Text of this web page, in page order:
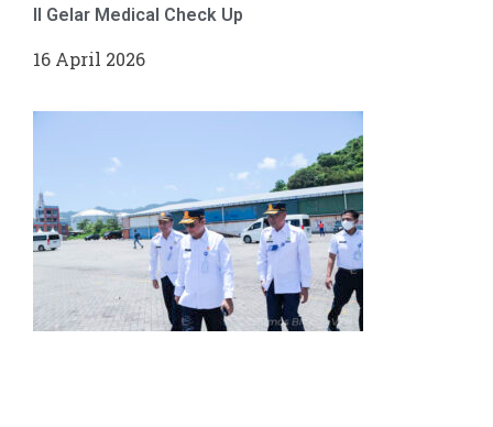
II Gelar Medical Check Up
16 April 2026